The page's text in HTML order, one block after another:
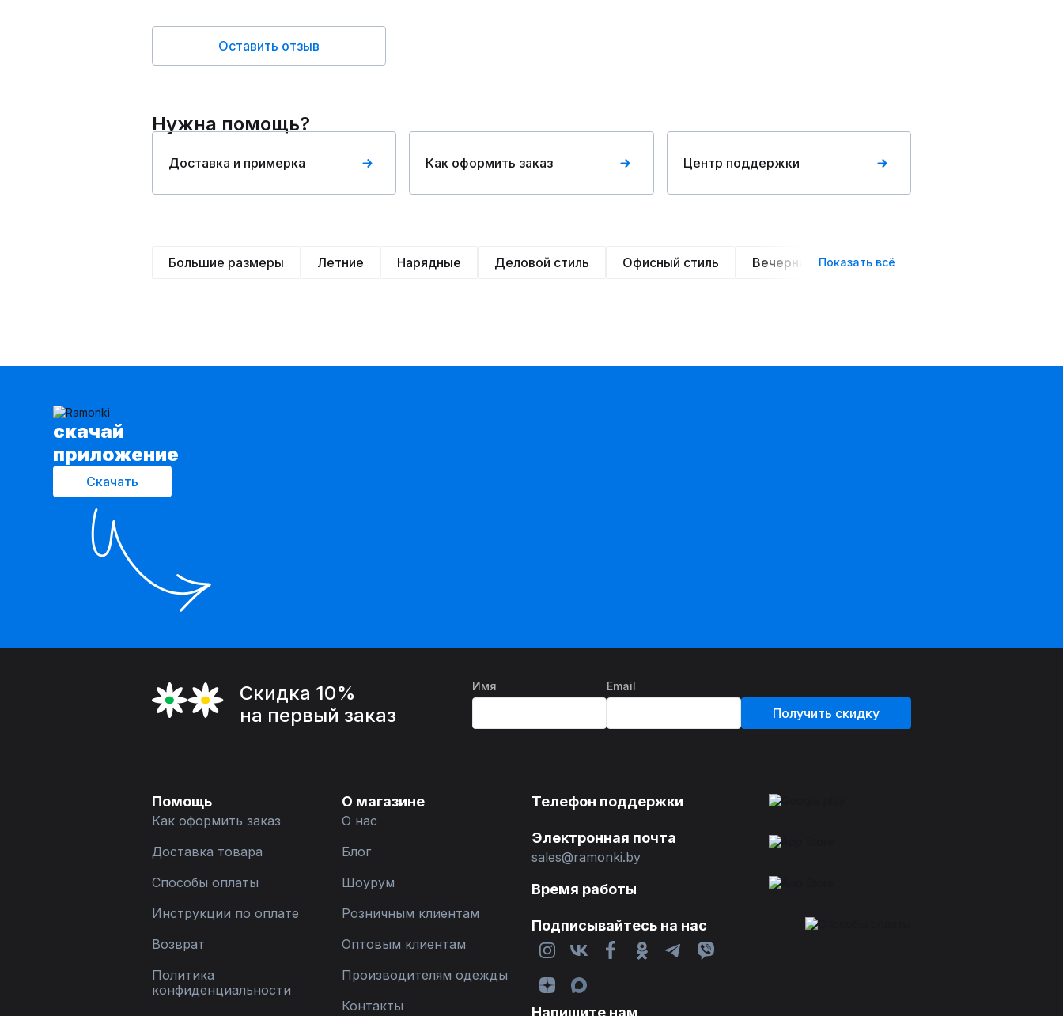
Оставить отзыв
Нужна помощь?
Доставка и примерка Как оформить заказ Центр поддержки
Большие размеры Летние Нарядные Деловой стиль Офисный стиль Вечерние Классические
Показать всё
cкачай
приложение
Скачать
Скидка 10%
на первый заказ
Имя Email
Получить скидку
Помощь
Как оформить заказ
Доставка товара
Способы оплаты
Инструкции по оплате
Возврат
Политика
конфиденциальности
О магазине
О нас
Блог
Шоурум
Розничным клиентам
Оптовым клиентам
Производителям одежды
Контакты
Телефон поддержки
Электронная почта
sales@ramonki.by
Время работы
Подписывайтесь на нас
Напишите нам